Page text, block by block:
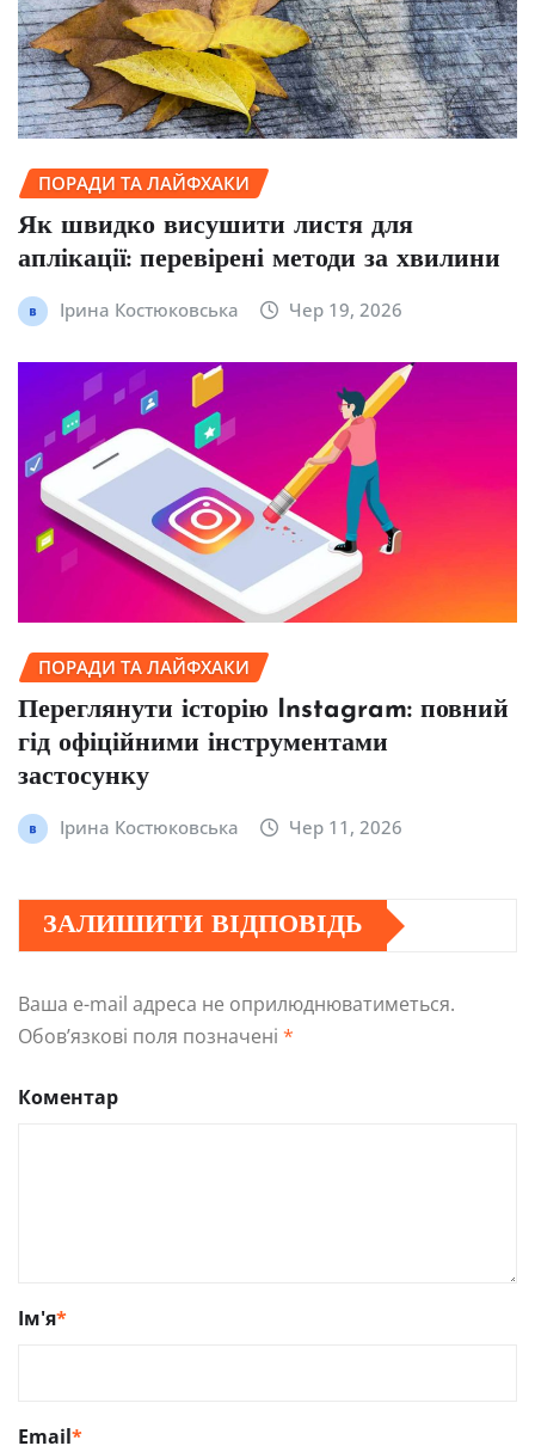
ПОРАДИ ТА ЛАЙФХАКИ
Як швидко висушити листя для
аплікації: перевірені методи за хвилини
Ірина Костюковська Чер 19, 2026
ПОРАДИ ТА ЛАЙФХАКИ
Переглянути історію Instagram: повний
гід офіційними інструментами
застосунку
Ірина Костюковська Чер 11, 2026
ЗАЛИШИТИ ВІДПОВІДЬ
Ваша e-mail адреса не оприлюднюватиметься.
Обов’язкові поля позначені *
Коментар
Ім'я*
Email*